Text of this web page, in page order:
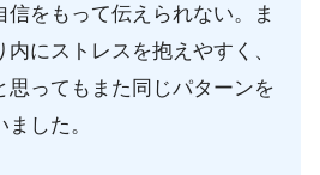
信をもって伝えられない。ま
内にストレスを抱えやすく、
思ってもまた同じパターンを
した。